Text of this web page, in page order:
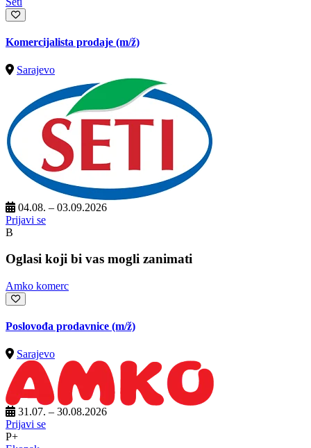
Komercijalista prodaje (m/ž)
Sarajevo
04.08. – 03.09.2026
Prijavi se
B
Oglasi koji bi vas mogli zanimati
Amko komerc
Poslovođa prodavnice (m/ž)
Sarajevo
31.07. – 30.08.2026
Prijavi se
P+